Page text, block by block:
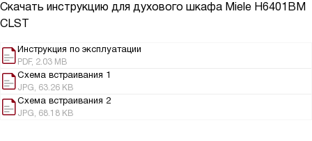
Скачать инструкцию для духового шкафа Miele H6401BM
CLST
Инструкция по эксплуатации
PDF, 2.03 MB
Схема встраивания 1
JPG, 63.26 KB
Схема встраивания 2
JPG, 68.18 KB